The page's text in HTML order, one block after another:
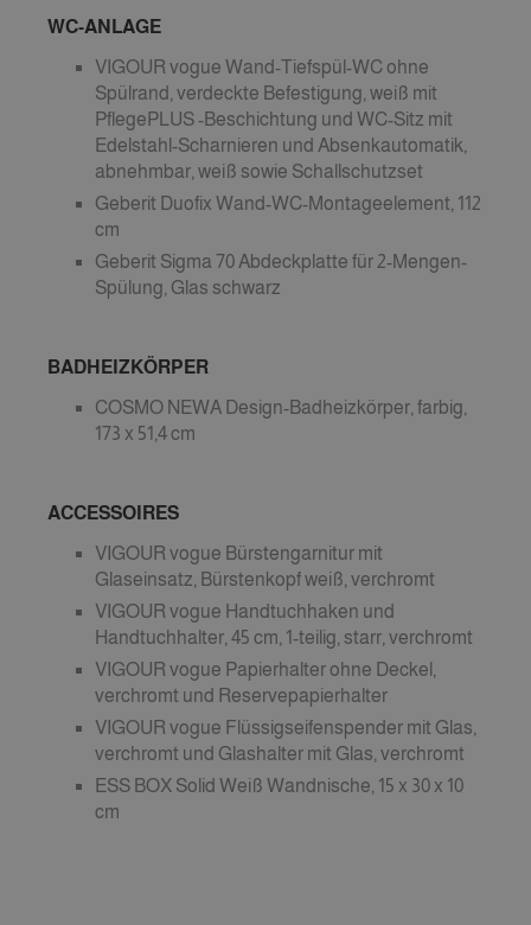
WC-ANLAGE
VIGOUR vogue Wand-Tiefspül-WC ohne
Spülrand, verdeckte Befestigung, weiß mit
PflegePLUS -Beschichtung und WC-Sitz mit
Edelstahl-Scharnieren und Absenkautomatik,
abnehmbar, weiß sowie Schallschutzset
Geberit Duofix Wand-WC-Montageelement, 112
cm
Geberit Sigma 70 Abdeckplatte für 2-Mengen-
Spülung, Glas schwarz
BADHEIZKÖRPER
COSMO NEWA Design-Badheizkörper, farbig,
173 x 51,4 cm
ACCESSOIRES
VIGOUR vogue Bürstengarnitur mit
Glaseinsatz, Bürstenkopf weiß, verchromt
VIGOUR vogue Handtuchhaken und
Handtuchhalter, 45 cm, 1-teilig, starr, verchromt
VIGOUR vogue Papierhalter ohne Deckel,
verchromt und Reservepapierhalter
VIGOUR vogue Flüssigseifenspender mit Glas,
verchromt und Glashalter mit Glas, verchromt
ESS BOX Solid Weiß Wandnische, 15 x 30 x 10
cm